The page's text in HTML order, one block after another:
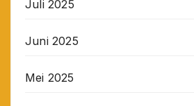
Juli 2025
Juni 2025
Mei 2025